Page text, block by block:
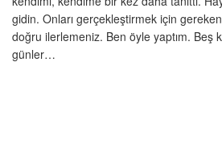
gidin. Onları gerçekleştirmek için
doğru ilerlemeniz. Ben öyle yaptım. Beş
günler…